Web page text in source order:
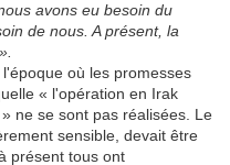
avons eu besoin du
de nous. A présent, la
où les promesses
« l'opération en Irak
ne se sont pas réalisées. Le
sensible, devait être
présent tous ont